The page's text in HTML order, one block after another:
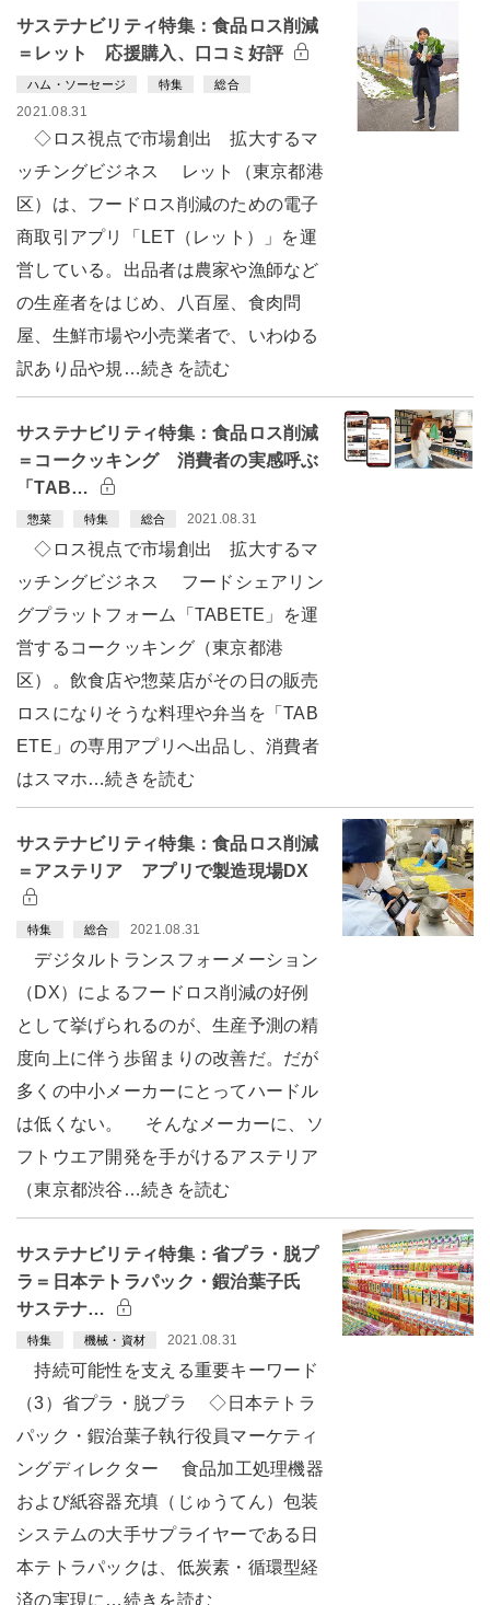
サステナビリティ特集：食品ロス削減
＝レット 応援購入、口コミ好評
ハム・ソーセージ 特集 総合
2021.08.31
◇ロス視点で市場創出 拡大するマ
ッチングビジネス レット（東京都港
区）は、フードロス削減のための電子
商取引アプリ「LET（レット）」を運
営している。出品者は農家や漁師など
の生産者をはじめ、八百屋、食肉問
屋、生鮮市場や小売業者で、いわゆる
訳あり品や規…続きを読む
サステナビリティ特集：食品ロス削減
＝コークッキング 消費者の実感呼ぶ
「TAB…
惣菜 特集 総合 2021.08.31
◇ロス視点で市場創出 拡大するマ
ッチングビジネス フードシェアリン
グプラットフォーム「TABETE」を運
営するコークッキング（東京都港
区）。飲食店や惣菜店がその日の販売
ロスになりそうな料理や弁当を「TAB
ETE」の専用アプリへ出品し、消費者
はスマホ…続きを読む
サステナビリティ特集：食品ロス削減
＝アステリア アプリで製造現場DX
特集 総合 2021.08.31
デジタルトランスフォーメーション
（DX）によるフードロス削減の好例
として挙げられるのが、生産予測の精
度向上に伴う歩留まりの改善だ。だが
多くの中小メーカーにとってハードル
は低くない。 そんなメーカーに、ソ
フトウエア開発を手がけるアステリア
（東京都渋谷…続きを読む
サステナビリティ特集：省プラ・脱プ
ラ＝日本テトラパック・鍜治葉子氏
サステナ…
特集 機械・資材 2021.08.31
持続可能性を支える重要キーワード
（3）省プラ・脱プラ ◇日本テトラ
パック・鍜治葉子執行役員マーケティ
ングディレクター 食品加工処理機器
および紙容器充填（じゅうてん）包装
システムの大手サプライヤーである日
本テトラパックは、低炭素・循環型経
済の実現に…続きを読む